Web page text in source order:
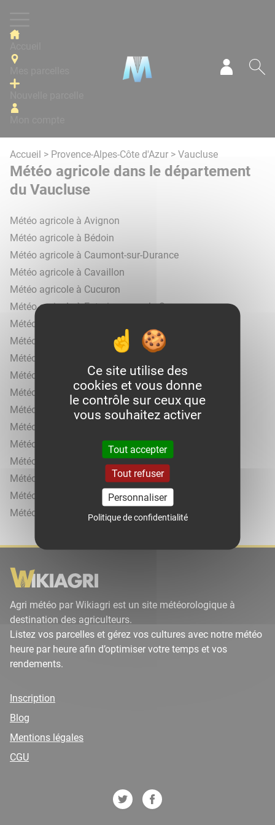
Accueil > Provence-Alpes-Côte d'Azur > Vaucluse
Météo agricole dans le département
du Vaucluse
Météo agricole à Avignon
Météo agricole à Bédoin
Météo agricole à Caumont-sur-Durance
Météo agricole à Cavaillon
Météo agricole à Cucuron
Météo agricole à Entraigues-sur-la-Sorgue
Météo agricole à La Tour-d'Aigues
Météo agricole à Le Thor
Météo agricole à L'Isle-sur-la-Sorgue
Météo agricole à Mazan
Météo agricole à Orange
Météo agricole à Pertuis
Météo agricole à Sainte-Cécile-les-Vignes
Météo agricole à Saint-Saturnin-lès-Apt
Météo agricole à Sarrians
Météo agricole à Sault
Météo agricole à Valréas
Météo agricole à Visan
Agri météo par Wikiagri est un site météorologique à
destination des agriculteurs.
Listez vos parcelles et gérez vos cultures avec notre météo
heure par heure afin d’optimiser votre temps et vos
rendements.
Inscription
Blog
Mentions légales
CGU
Ce site utilise des
cookies et vous donne
le contrôle sur ceux que
vous souhaitez activer
Tout accepter
Tout refuser
Personnaliser
Politique de confidentialité